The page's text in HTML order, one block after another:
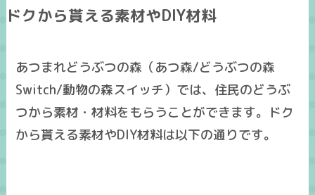
ドクから貰える素材やDIY材料
あつまれどうぶつの森（あつ森/どうぶつの森
Switch/動物の森スイッチ）では、住民のどうぶ
つから素材・材料をもらうことができます。ドク
から貰える素材やDIY材料は以下の通りです。